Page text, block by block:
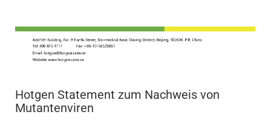
Hotgen Statement zum Nachweis von
Mutantenviren